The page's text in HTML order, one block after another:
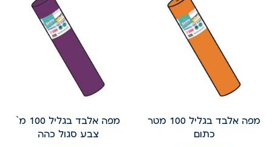
מפה אלבד בגליל 100 מטר
כתום
מפה אלבד בגליל 100 מ`
צבע סגול כהה